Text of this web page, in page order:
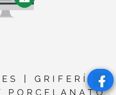
| GRIFERÍA,
PORCELANATO